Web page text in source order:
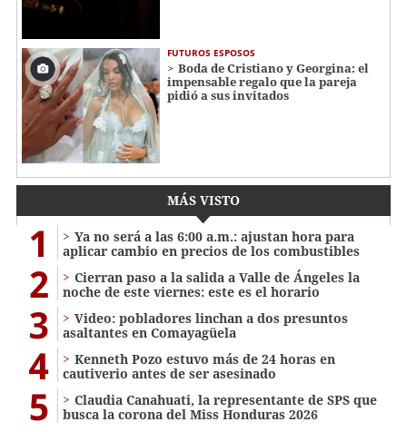
FUTUROS ESPOSOS
Boda de Cristiano y Georgina: el
impensable regalo que la pareja
pidió a sus invitados
MÁS VISTO
1
Ya no será a las 6:00 a.m.: ajustan hora para
aplicar cambio en precios de los combustibles
2
Cierran paso a la salida a Valle de Ángeles la
noche de este viernes: este es el horario
3
Video: pobladores linchan a dos presuntos
asaltantes en Comayagüela
4
Kenneth Pozo estuvo más de 24 horas en
cautiverio antes de ser asesinado
5
Claudia Canahuati, la representante de SPS que
busca la corona del Miss Honduras 2026